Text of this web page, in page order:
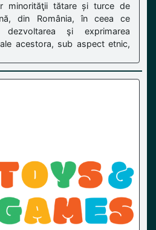
minorităţii tătare și turce de
din România, în ceea ce
dezvoltarea şi exprimarea
acestora, sub aspect etnic,